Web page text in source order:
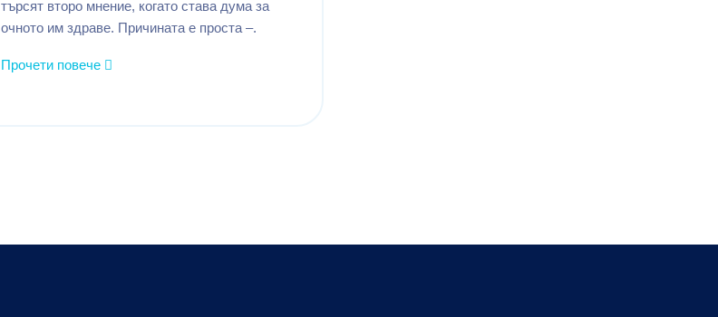
търсят второ мнение, когато става дума за
очното им здраве. Причината е проста –.
Прочети повече